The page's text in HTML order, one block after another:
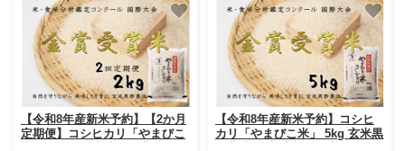
【令和8年産新米予約】【2か月
定期便】コシヒカリ「やまびこ
【令和8年産新米予約】コシヒ
カリ「やまびこ米」 5kg 玄米黒